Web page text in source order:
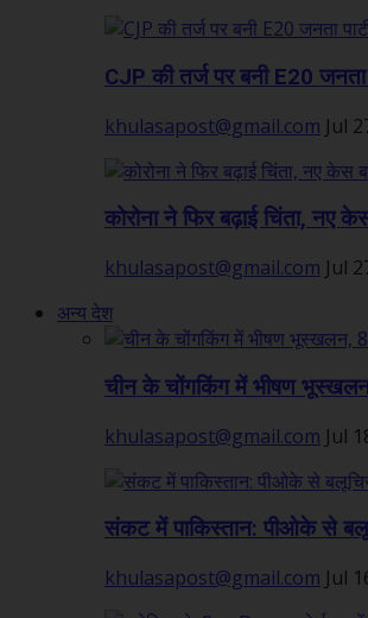
CJP की तर्ज पर बनी E20 जनता
khulasapost@gmail.com Jul
कोरोना ने फिर बढ़ाई चिंता, नए
khulasapost@gmail.com Jul
अन्य देश
चीन के चोंगकिंग में भीषण
khulasapost@gmail.com Jul
संकट में पाकिस्तान: पीओके से
khulasapost@gmail.com Jul